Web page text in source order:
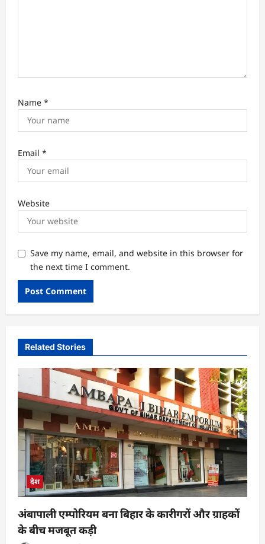
Name *
Email *
Website
Save my name, email, and website in this browser for
the next time I comment.
Related Stories
देश
अंबापाली एम्पोरियम बना बिहार के कारीगरों और ग्राहकों
के बीच मजबूत कड़ी